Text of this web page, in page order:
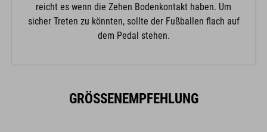
reicht es wenn die Zehen Bodenkontakt haben. Um
sicher Treten zu könnten, sollte der Fußballen flach auf
dem Pedal stehen.
GRÖSSENEMPFEHLUNG